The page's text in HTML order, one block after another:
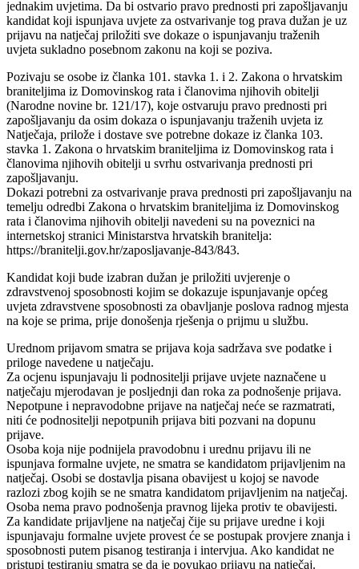
jednakim uvjetima. Da bi ostvario pravo prednosti pri zapošljavanju
kandidat koji ispunjava uvjete za ostvarivanje tog prava dužan je uz
prijavu na natječaj priložiti sve dokaze o ispunjavanju traženih
uvjeta sukladno posebnom zakonu na koji se poziva.
Pozivaju se osobe iz članka 101. stavka 1. i 2. Zakona o hrvatskim
braniteljima iz Domovinskog rata i članovima njihovih obitelji
(Narodne novine br. 121/17), koje ostvaruju pravo prednosti pri
zapošljavanju da osim dokaza o ispunjavanju traženih uvjeta iz
Natječaja, prilože i dostave sve potrebne dokaze iz članka 103.
stavka 1. Zakona o hrvatskim braniteljima iz Domovinskog rata i
članovima njihovih obitelji u svrhu ostvarivanja prednosti pri
zapošljavanju.
Dokazi potrebni za ostvarivanje prava prednosti pri zapošljavanju na
temelju odredbi Zakona o hrvatskim braniteljima iz Domovinskog
rata i članovima njihovih obitelji navedeni su na poveznici na
internetskoj stranici Ministarstva hrvatskih branitelja:
https://branitelji.gov.hr/zaposljavanje-843/843.
Kandidat koji bude izabran dužan je priložiti uvjerenje o
zdravstvenoj sposobnosti kojim se dokazuje ispunjavanje općeg
uvjeta zdravstvene sposobnosti za obavljanje poslova radnog mjesta
na koje se prima, prije donošenja rješenja o prijmu u službu.
Urednom prijavom smatra se prijava koja sadržava sve podatke i
priloge navedene u natječaju.
Za ocjenu ispunjavaju li podnositelji prijave uvjete naznačene u
natječaju mjerodavan je posljednji dan roka za podnošenje prijava.
Nepotpune i nepravodobne prijave na natječaj neće se razmatrati,
niti će podnositelji nepotpunih prijava biti pozvani na dopunu
prijave.
Osoba koja nije podnijela pravodobnu i urednu prijavu ili ne
ispunjava formalne uvjete, ne smatra se kandidatom prijavljenim na
natječaj. Osobi se dostavlja pisana obavijest u kojoj se navode
razlozi zbog kojih se ne smatra kandidatom prijavljenim na natječaj.
Osoba nema pravo podnošenja pravnog lijeka protiv te obavijesti.
Za kandidate prijavljene na natječaj čije su prijave uredne i koji
ispunjavaju formalne uvjete provest će se postupak provjere znanja i
sposobnosti putem pisanog testiranja i intervjua. Ako kandidat ne
pristupi testiranju smatra se da je povukao prijavu na natječaj.